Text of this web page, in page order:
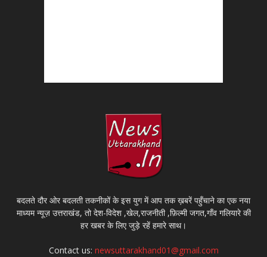
बदलते दौर ओर बदलती तकनीकों के इस युग में आप तक ख़बरें पहुँचाने का एक नया
माध्यम न्यूज़ उत्तराखंड, तो देश-विदेश ,खेल,राजनीती ,फ़िल्मी जगत,गाँव गलियारे की
हर खबर के लिए जुड़े रहें हमारे साथ।
Contact us: newsuttarakhand01@gmail.com